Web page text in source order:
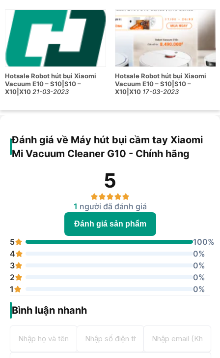
Hotsale Robot hút bụi Xiaomi
Vacuum E10 – S10|S10 –
X10|X1021-03-2023
Hotsale Robot hút bụi Xiaomi
Vacuum E10 – S10|S10 –
X10|X10 17-03-2023
Đánh giá về Máy hút bụi cầm tay Xiaomi
Mi Vacuum Cleaner G10 - Chính hãng
5
1 người đã đánh giá
Đánh giá sản phẩm
5
100%
4
0%
3
0%
2
0%
1
0%
Bình luận nhanh